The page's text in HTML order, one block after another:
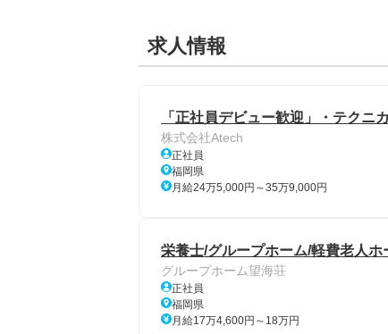
求人情報
「正社員デビュー歓迎」・テクニ
株式会社Atech
正社員
福岡県
月給24万5,000円～35万9,000円
栄養士/グループホーム/軽費老人ホ
グループホーム望海荘
正社員
福岡県
月給17万4,600円～18万円